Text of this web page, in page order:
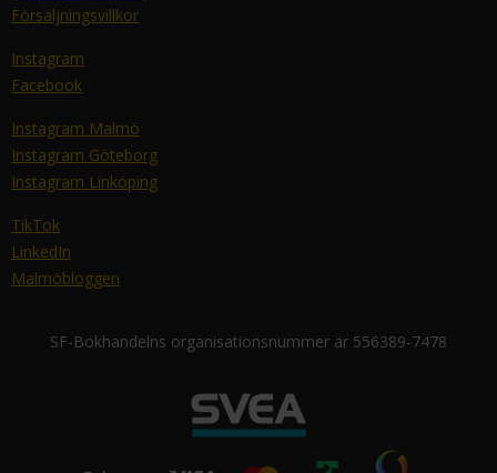
Försäljningsvillkor
Instagram
Facebook
Instagram Malmö
Instagram Göteborg
Instagram Linköping
TikTok
LinkedIn
Malmöbloggen
SF-Bokhandelns organisationsnummer är 556389-7478